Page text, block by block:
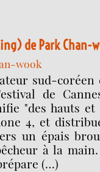
de Park Chan-
wook
sud-coréen
de
"des hauts
4, et
un épais
à la
(…)